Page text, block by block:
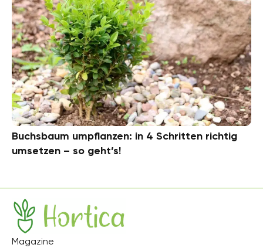
Buchsbaum umpflanzen: in 4 Schritten richtig
umsetzen – so geht’s!
Hortica
Magazine